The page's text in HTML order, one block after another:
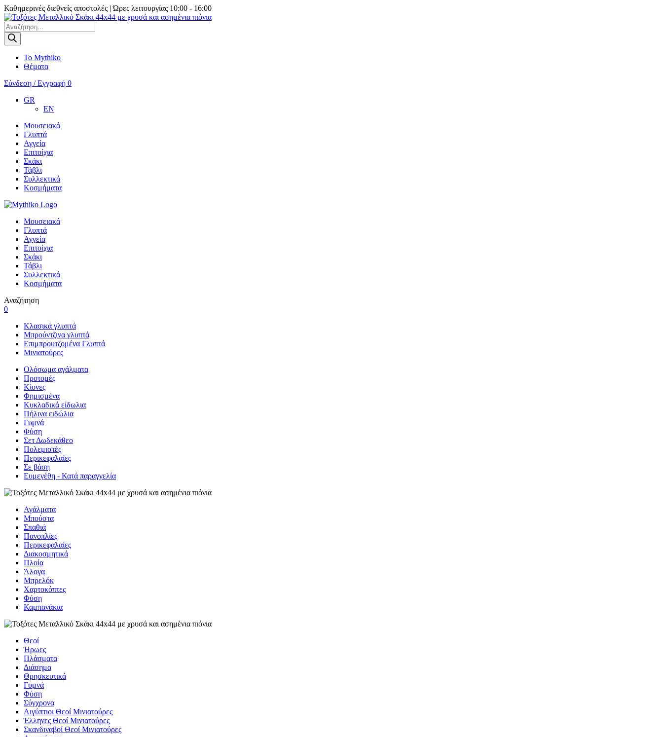
Καθημερινές διεθνείς αποστολές | Ώρες λειτουργίας 10:00 - 16:00
Products
search
Το Mythiko
Θέματα
Σύνδεση / Εγγραφή 0
GR
EN
Μουσειακά
Γλυπτά
Αγγεία
Επιτοίχια
Σκάκι
Τάβλι
Συλλεκτικά
Κοσμήματα
Μουσειακά
Γλυπτά
Αγγεία
Επιτοίχια
Σκάκι
Τάβλι
Συλλεκτικά
Κοσμήματα
Αναζήτηση
0
Κλασικά γλυπτά
Μπρούντζινα γλυπτά
Επιμπρουτζομένα Γλυπτά
Μινιατούρες
Ολόσωμα αγάλματα
Προτομές
Κίονες
Φημισμένα
Κυκλαδικά είδωλια
Πήλινα ειδώλια
Γυμνά
Φύση
Σετ Δωδεκάθεο
Πολεμιστές
Περικεφαλαίες
Σε βάση
Eυμεγέθη - Κατά παραγγελία
Αγάλματα
Μπούστα
Σπαθιά
Πανοπλίες
Περικεφαλαίες
Διακοσμητικά
Πλοία
Άλογα
Μπρελόκ
Χαρτοκόπτες
Φύση
Καμπανάκια
Θεοί
Ήρωες
Πλάσματα
Διάσημα
Θρησκευτικά
Γυμνά
Φύση
Σύγχρονα
Αιγύπτιοι Θεοί Μινιατούρες
Έλληνες Θεοί Μινιατούρες
Σκανδιναβοί Θεοί Μινιατούρες